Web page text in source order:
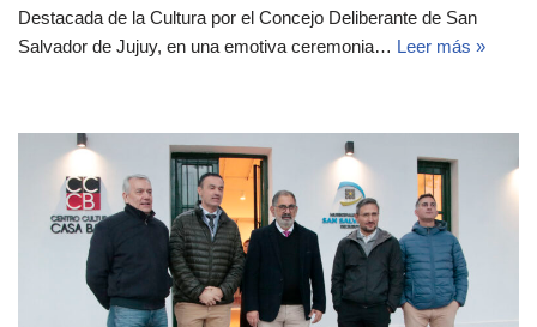
Destacada de la Cultura por el Concejo Deliberante de San
Salvador de Jujuy, en una emotiva ceremonia… Leer más »